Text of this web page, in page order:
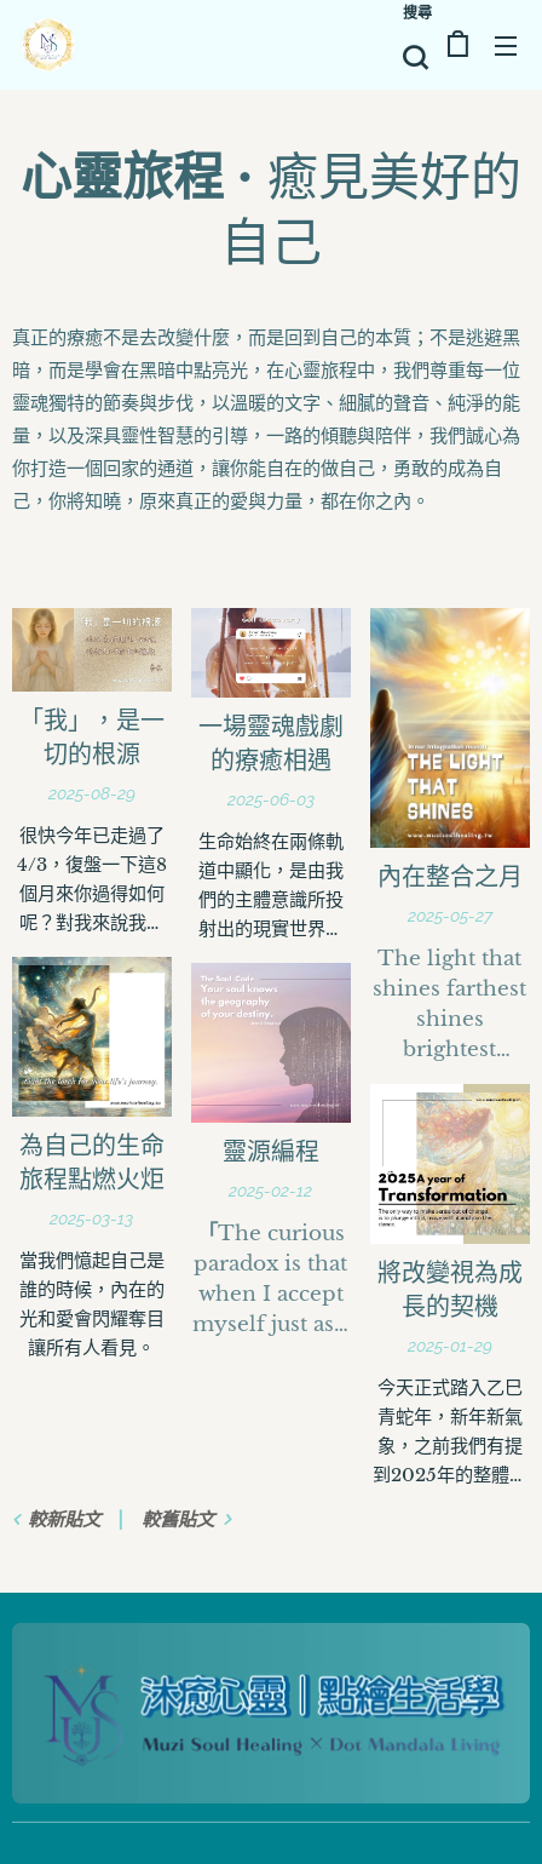
搜尋
心靈旅程 • 癒見美好的
自己
真正的療癒不是去改變什麼，而是回到自己的本質；不是逃避黑
暗，而是學會在黑暗中點亮光，在心靈旅程中，我們尊重每一位
靈魂獨特的節奏與步伐，以溫暖的文字、細膩的聲音、純淨的能
量，以及深具靈性智慧的引導，一路的傾聽與陪伴，我們誠心為
你打造一個回家的通道，讓你能自在的做自己，勇敢的成為自
己，你將知曉，原來真正的愛與力量，都在你之內。
「我」，是一
切的根源
2025-08-29
很快今年已走過了
4/3，復盤一下這8
個月來你過得如何
呢？對我來說我的
生活依舊忙碌，但
卻沒有以往為何而
忙的迷惘，反而是
一種過得很踏實且
內心充滿了喜悅，
這喜悅並非來自於
內心有一種無法言
語的安定與滿足。
一場靈魂戲劇
的療癒相遇
2025-06-03
生命始終在兩條軌
道中顯化，是由我
們的主體意識所投
射出的現實世界，
以及來自客觀環境
與時代脈絡所交織
出的共時性，這兩
者相遇的交點，就
是我們正在經歷的
「此時此地」，所
域的人事物，看似
偶然，實則早已深
藏靈魂設計裡的必
然，世界不是隨機
發生，而是為了我
而來。
內在整合之月
2025-05-27
The light that
shines farthest
shines
brightest
nearest home.
為自己的生命
旅程點燃火炬
2025-03-13
當我們憶起自己是
誰的時候，內在的
光和愛會閃耀奪目
讓所有人看見。
靈源編程
2025-02-12
「The curious
paradox is that
when I accept
myself just as I
將改變視為成
長的契機
2025-01-29
今天正式踏入乙巳
青蛇年，新年新氣
象，之前我們有提
到2025年的整體流
9「隱士The
Hermit」，象徵
與尋求真理，配合
雙九能量的加乘，
進行更深層的生命
變，預備迎接轉換
較新貼文 較舊貼文